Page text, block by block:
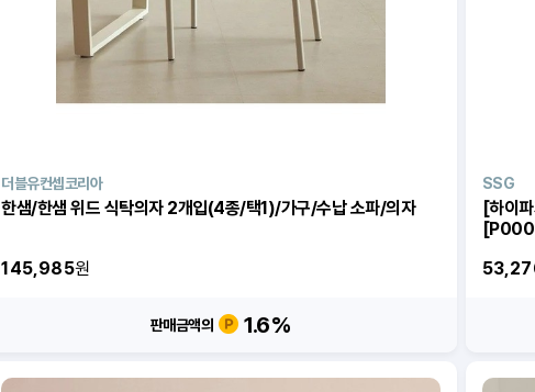
더블유컨셉코리아
한샘/한샘 위드 식탁의자 2개입(4종/택1)/가구/수납 소파/의자
145,985원
판매금액의 1.6%
SSG
[하이